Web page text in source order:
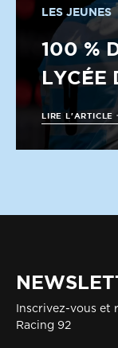
LES JEUNES
100 %
LYCÉE
LIRE L'ARTICLE
Inscrivez-vous et
Racing 92